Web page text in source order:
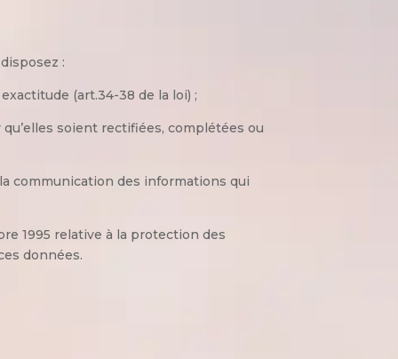
:
(art.34-38 de la loi) ;
soient rectifiées, complétées ou
communication des informations qui
1995 relative à la protection des
données.